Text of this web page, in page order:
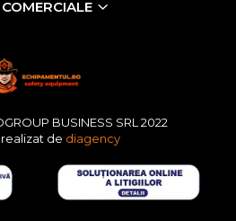
BUSINESS SRL 2022
de diagency